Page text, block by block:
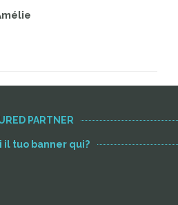
PARTNER
il tuo banner qui?